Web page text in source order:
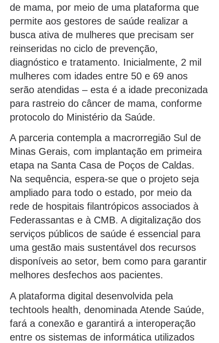
de mama, por meio de uma plataforma que
permite aos gestores de saúde realizar a
busca ativa de mulheres que precisam ser
reinseridas no ciclo de prevenção,
diagnóstico e tratamento. Inicialmente, 2 mil
mulheres com idades entre 50 e 69 anos
serão atendidas – esta é a idade preconizada
para rastreio do câncer de mama, conforme
protocolo do Ministério da Saúde.
A parceria contempla a macrorregião Sul de
Minas Gerais, com implantação em primeira
etapa na Santa Casa de Poços de Caldas.
Na sequência, espera-se que o projeto seja
ampliado para todo o estado, por meio da
rede de hospitais filantrópicos associados à
Federassantas e à CMB. A digitalização dos
serviços públicos de saúde é essencial para
uma gestão mais sustentável dos recursos
disponíveis ao setor, bem como para garantir
melhores desfechos aos pacientes.
A plataforma digital desenvolvida pela
techtools health, denominada Atende Saúde,
fará a conexão e garantirá a interoperação
entre os sistemas de informática utilizados